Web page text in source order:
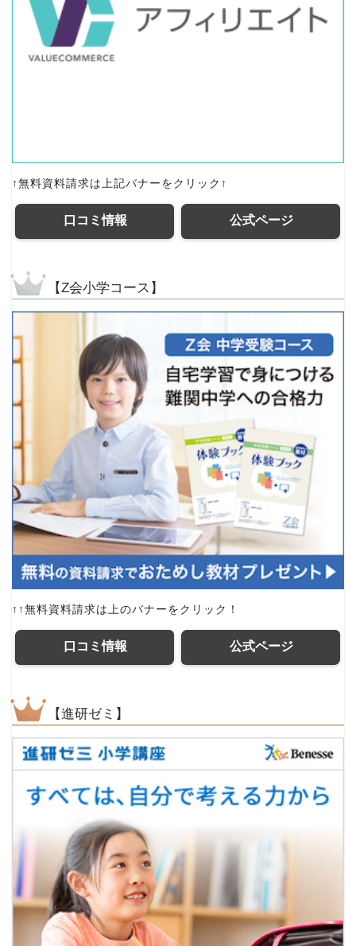
↑無料資料請求は上記バナーをクリック↑
口コミ情報 公式ページ
【Z会小学コース】
↑↑無料資料請求は上のバナーをクリック！
口コミ情報 公式ページ
【進研ゼミ】